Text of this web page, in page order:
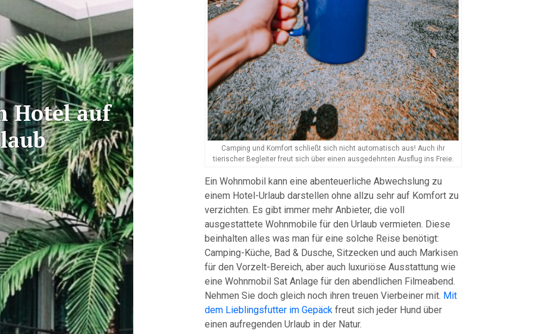
Hotel auf
Camping und Komfort schließt sich nicht automatisch aus! Auch ihr
tierischer Begleiter freut sich über einen ausgedehnten Ausflug ins Freie.
Ein Wohnmobil kann eine abenteuerliche Abwechslung zu
einem Hotel-Urlaub darstellen ohne allzu sehr auf Komfort zu
verzichten. Es gibt immer mehr Anbieter, die voll
ausgestattete Wohnmobile für den Urlaub vermieten. Diese
beinhalten alles was man für eine solche Reise benötigt:
Camping-Küche, Bad & Dusche, Sitzecken und auch Markisen
für den Vorzelt-Bereich, aber auch luxuriöse Ausstattung wie
eine Wohnmobil Sat Anlage für den abendlichen Filmeabend.
Nehmen Sie doch gleich noch ihren treuen Vierbeiner mit. Mit
dem Lieblingsfutter im Gepäck freut sich jeder Hund über
einen aufregenden Urlaub in der Natur.